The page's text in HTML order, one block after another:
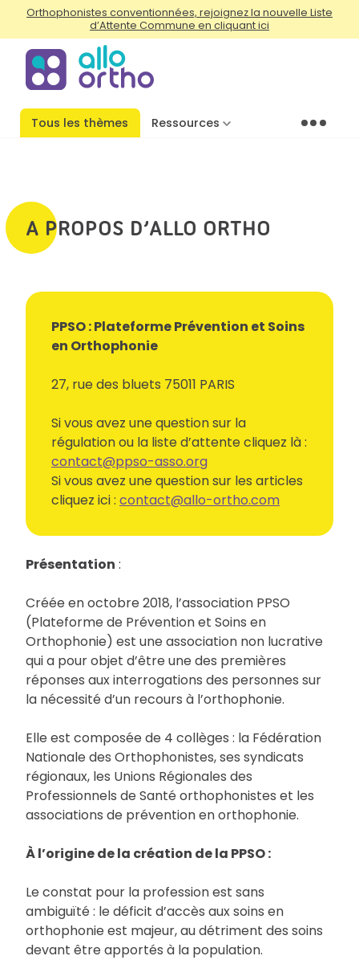
Orthophonistes conventionnées, rejoignez la nouvelle Liste
d’Attente Commune en cliquant ici
Tous les thèmes Ressources Menu
A PROPOS D’ALLO ORTHO
PPSO : Plateforme Prévention et Soins
en Orthophonie
27, rue des bluets 75011 PARIS
Si vous avez une question sur la
régulation ou la liste d’attente cliquez là :
contact@ppso-asso.org
Si vous avez une question sur les articles
cliquez ici : contact@allo-ortho.com
Présentation :
Créée en octobre 2018, l’association PPSO
(Plateforme de Prévention et Soins en
Orthophonie) est une association non lucrative
qui a pour objet d’être une des premières
réponses aux interrogations des personnes sur
la nécessité d’un recours à l’orthophonie.
Elle est composée de 4 collèges : la Fédération
Nationale des Orthophonistes, ses syndicats
régionaux, les Unions Régionales des
Professionnels de Santé orthophonistes et les
associations de prévention en orthophonie.
À l’origine de la création de la PPSO :
Le constat pour la profession est sans
ambiguïté : le déficit d’accès aux soins en
orthophonie est majeur, au détriment des soins
devant être apportés à la population.